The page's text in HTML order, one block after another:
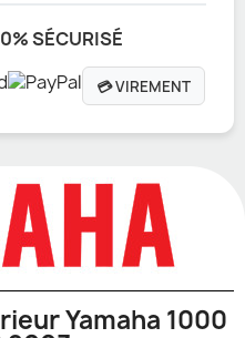
SÉCURISÉ
💳 VIREMENT
Yamaha 1000